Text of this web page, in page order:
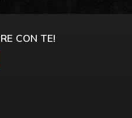
CON TE!